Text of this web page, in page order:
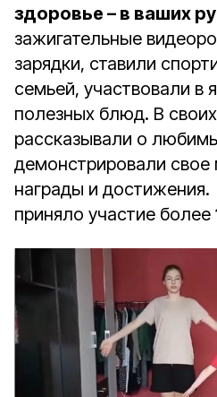
здоровье – в ваших
зажигательные
зарядки, ставили
семьей, участвовали в
полезных блюд. В
рассказывали о
демонстрировали свое
награды и
приняло участие более